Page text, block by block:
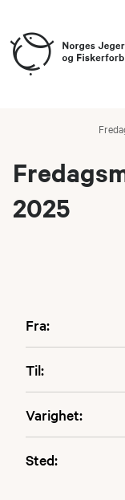
2025
Fra:
Til:
Varighet:
Sted: